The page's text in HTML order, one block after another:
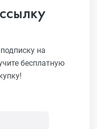
на
бесплатную